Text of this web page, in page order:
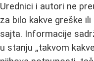
Urednici i autori ne
za bilo kakve greške
sajta. Informacije
u stanju „takvom